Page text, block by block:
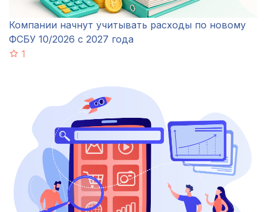
Компании начнут учитывать расходы по новому
ФСБУ 10/2026 с 2027 года
1